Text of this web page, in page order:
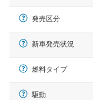
発売区分
新車発売状況
燃料タイプ
駆動